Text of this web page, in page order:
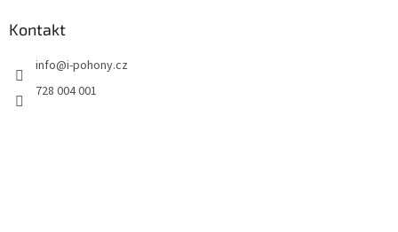
Kontakt
info@i-pohony.cz
728 004 001